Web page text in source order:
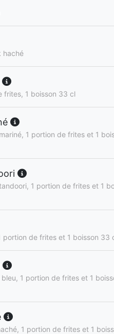
haché
frites, 1 boisson 33 cl
1 portion de frites et 1
1 portion de frites et 1
portion de frites et 1 boisson 33
1 portion de frites et 1
1 portion de frites et 1